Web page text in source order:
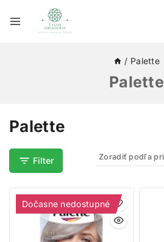
/ Palette
Palette
Palette
Filter
Dočasne nedostupné